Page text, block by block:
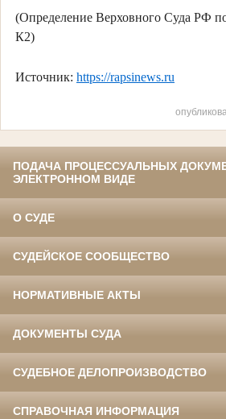
(Определение Верховного Суда РФ
К2)
Источник: https://rapsinews.ru
ПОДАЧА ПРОЦЕССУАЛЬНЫХ
ЭЛЕКТРОННОМ ВИДЕ
О СУДЕ
СУДЕЙСКОЕ СООБЩЕСТВО
НОРМАТИВНЫЕ АКТЫ
ДОКУМЕНТЫ СУДА
СУДЕБНОЕ ДЕЛОПРОИЗВОДСТВО
СПРАВОЧНАЯ ИНФОРМАЦИЯ